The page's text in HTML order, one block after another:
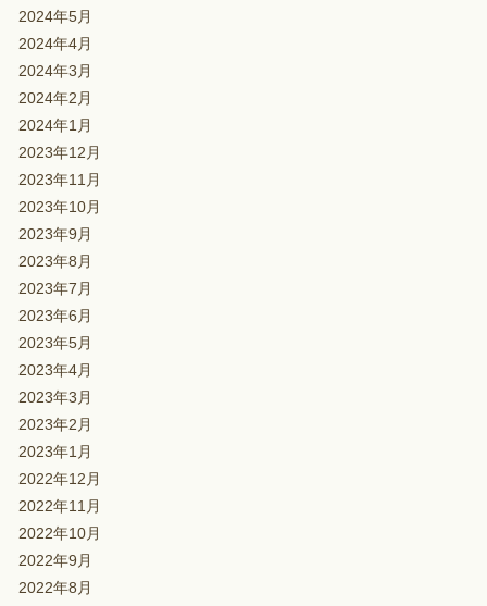
2024年5月
2024年4月
2024年3月
2024年2月
2024年1月
2023年12月
2023年11月
2023年10月
2023年9月
2023年8月
2023年7月
2023年6月
2023年5月
2023年4月
2023年3月
2023年2月
2023年1月
2022年12月
2022年11月
2022年10月
2022年9月
2022年8月